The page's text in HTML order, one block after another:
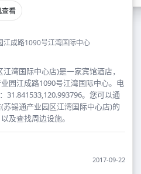
查看
江成路1090号江湾国际中心
湾国际中心店)是一家宾馆酒店，
园江成路1090号江湾国际中心。电
31.841533,120.993796。您可以通
锡通产业园区江湾国际中心店)的
及查找周边设施。
2017-09-22